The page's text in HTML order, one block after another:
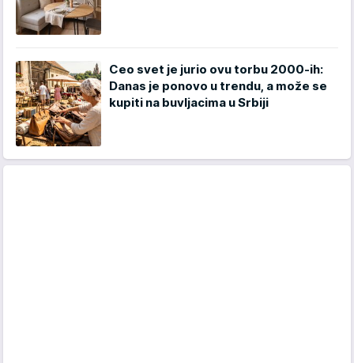
Ceo svet je jurio ovu torbu 2000-ih:
Danas je ponovo u trendu, a može se
kupiti na buvljacima u Srbiji